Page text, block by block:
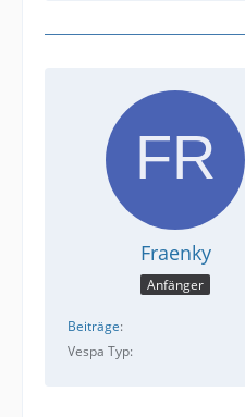
Fraenky
Anfänger
Beiträge
Vespa Typ